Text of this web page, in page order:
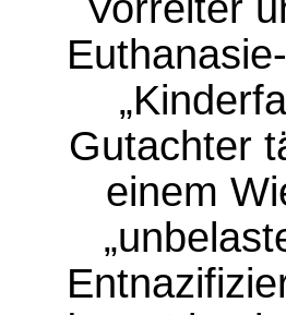
Gutachter
einem